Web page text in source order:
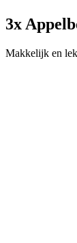
3x
Makkelijk en